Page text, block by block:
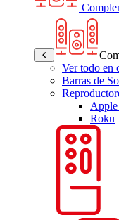
Ver todo en
Barras de
Roku